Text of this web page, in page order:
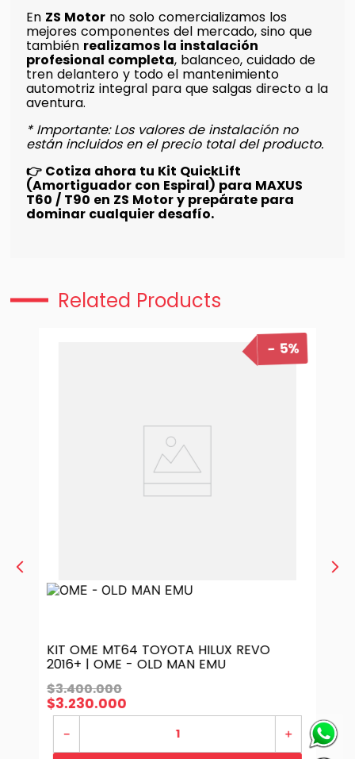
En ZS Motor no solo comercializamos los
mejores componentes del mercado, sino que
también realizamos la instalación
profesional completa, balanceo, cuidado de
tren delantero y todo el mantenimiento
automotriz integral para que salgas directo a la
aventura.
* Importante: Los valores de instalación no
están incluidos en el precio total del producto.
👉 Cotiza ahora tu Kit QuickLift
(Amortiguador con Espiral) para MAXUS
T60 / T90 en ZS Motor y prepárate para
dominar cualquier desafío.
Related Products
5%
KIT OME MT64 TOYOTA HILUX REVO
2016+ | OME - OLD MAN EMU
$3.400.000
$3.230.000
＋
－